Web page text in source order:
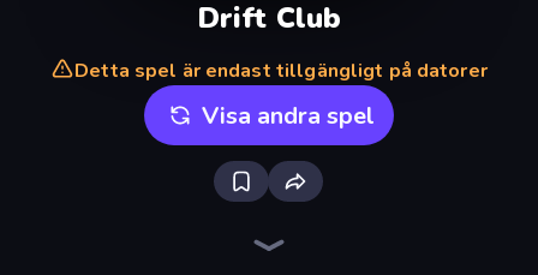
Drift Club
Detta spel är endast tillgängligt på datorer
Visa andra spel